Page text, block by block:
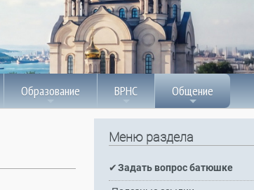
Образование ВРНС Общение
Меню раздела
Задать вопрос батюшке